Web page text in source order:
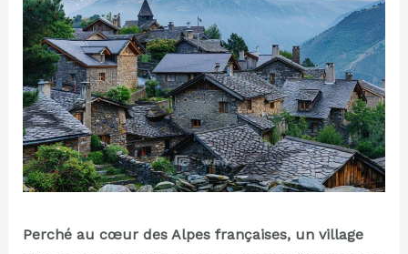
Perché au cœur des Alpes françaises, un village